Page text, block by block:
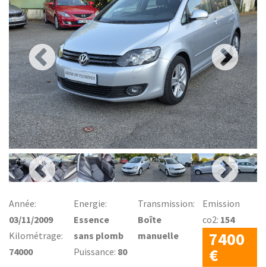
Année:
03/11/2009
Kilométrage:
74000
Energie:
Essence
sans plomb
Puissance: 80
Transmission:
Boîte
manuelle
Emission
co2: 154
7400
€